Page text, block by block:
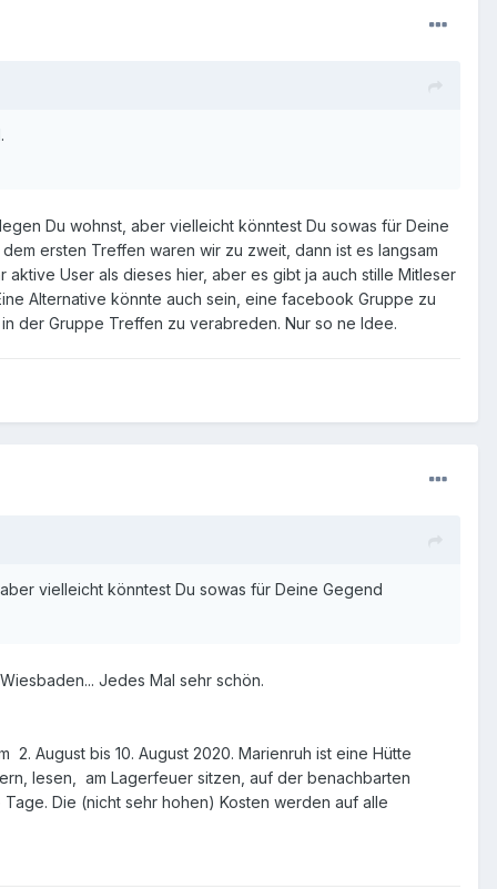
Du wohnst, aber vielleicht könntest Du sowas für Deine
ersten Treffen waren wir zu zweit, dann ist es langsam
User als dieses hier, aber es gibt ja auch stille Mitleser
Alternative könnte auch sein, eine facebook Gruppe zu
der Gruppe Treffen zu verabreden. Nur so ne Idee.
vielleicht könntest Du sowas für Deine Gegend
Jedes Mal sehr schön.
August bis 10. August 2020. Marienruh ist eine Hütte
lesen, am Lagerfeuer sitzen, auf der benachbarten
Die (nicht sehr hohen) Kosten werden auf alle